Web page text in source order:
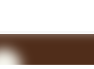
στο κύριο περιεχόμενο